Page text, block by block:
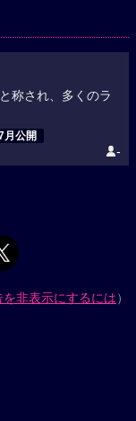
称され、多くのラ
月公開
-
を非表示にするには）